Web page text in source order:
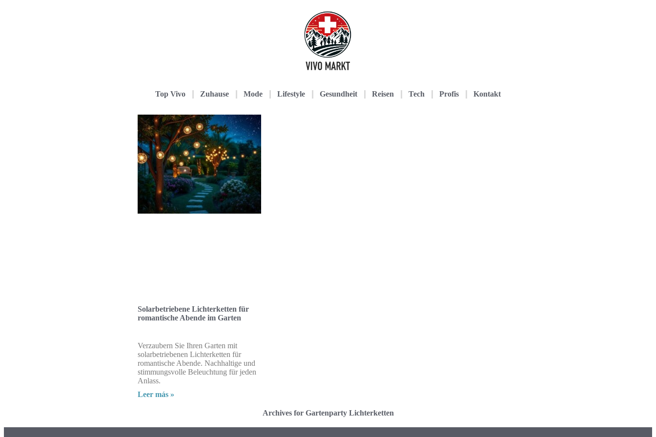
Top Vivo Zuhause Mode Lifestyle Gesundheit Reisen Tech Profis Kontakt
Solarbetriebene Lichterketten für
romantische Abende im Garten
Verzaubern Sie Ihren Garten mit
solarbetriebenen Lichterketten für
romantische Abende. Nachhaltige und
stimmungsvolle Beleuchtung für jeden
Anlass.
Leer más »
Archives for Gartenparty Lichterketten